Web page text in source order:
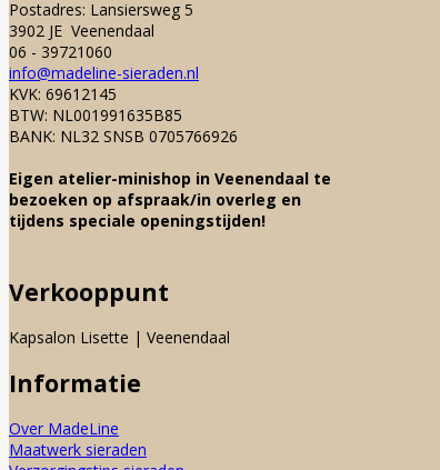
Postadres: Lansiersweg 5
3902 JE Veenendaal
06 - 39721060
info@madeline-sieraden.nl
KVK: 69612145
BTW: NL001991635B85
BANK: NL32 SNSB 0705766926
Eigen atelier-minishop in Veenendaal te
bezoeken op afspraak/in overleg en
tijdens speciale openingstijden!
Verkooppunt
Kapsalon Lisette | Veenendaal
Informatie
Over MadeLine
Maatwerk sieraden